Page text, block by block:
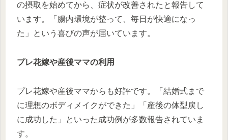
の摂取を始めてから、症状が改善されたと報告して
います。「腸内環境が整って、毎日が快適になっ
た」という喜びの声が届いています。
プレ花嫁や産後ママの利用
プレ花嫁や産後ママからも好評です。「結婚式まで
に理想のボディメイクができた」「産後の体型戻し
に成功した」といった成功例が多数報告されていま
す。